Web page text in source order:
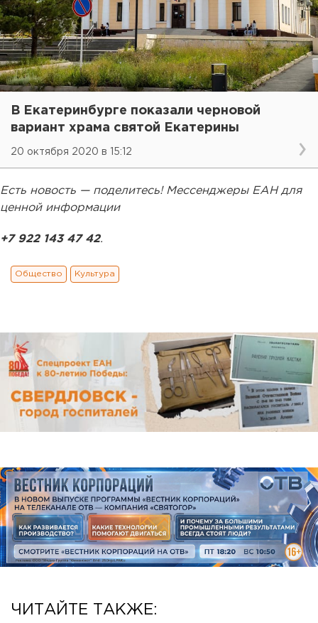
В Екатеринбурге показали черновой
вариант храма святой Екатерины
20 октября 2020 в 15:12
Есть новость — поделитесь! Мессенджеры ЕАН для
ценной информации
+7 922 143 47 42.
Общество Культура
ЧИТАЙТЕ ТАКЖЕ: